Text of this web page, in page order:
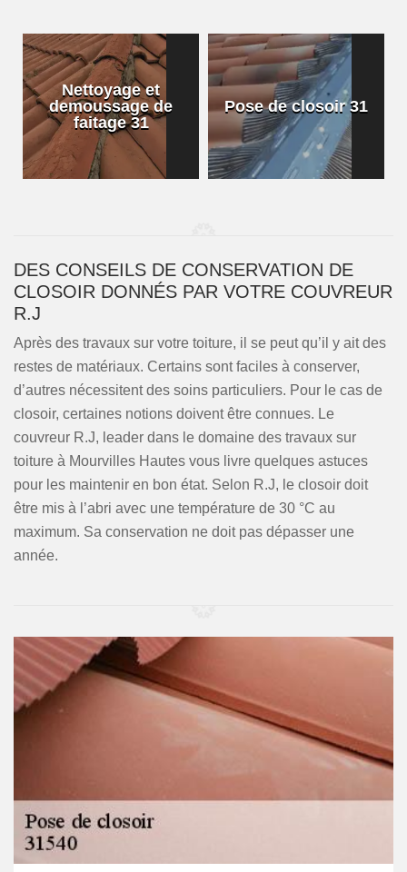
Nettoyage et
demoussage de
faitage 31
Pose de closoir 31
DES CONSEILS DE CONSERVATION DE
CLOSOIR DONNÉS PAR VOTRE COUVREUR
R.J
Après des travaux sur votre toiture, il se peut qu’il y ait des
restes de matériaux. Certains sont faciles à conserver,
d’autres nécessitent des soins particuliers. Pour le cas de
closoir, certaines notions doivent être connues. Le
couvreur R.J, leader dans le domaine des travaux sur
toiture à Mourvilles Hautes vous livre quelques astuces
pour les maintenir en bon état. Selon R.J, le closoir doit
être mis à l’abri avec une température de 30 °C au
maximum. Sa conservation ne doit pas dépasser une
année.